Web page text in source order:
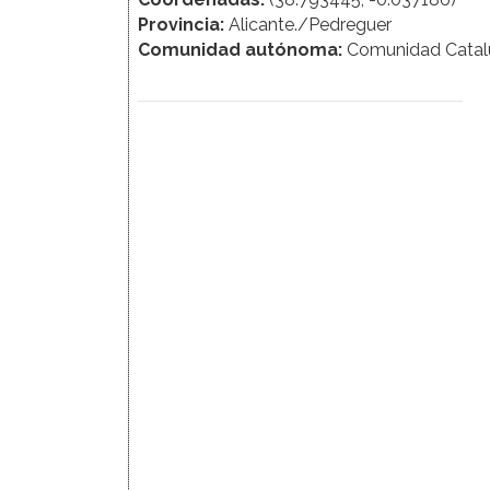
Provincia: Alicante./Pedreguer
Comunidad autónoma: Comunidad